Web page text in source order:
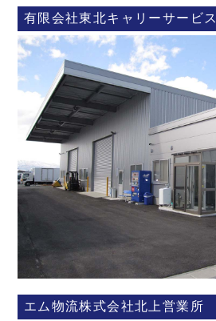
有限会社東北キャリーサービス
エム物流株式会社北上営業所